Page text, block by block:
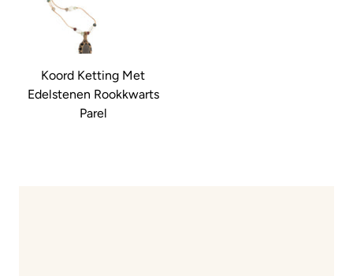
Koord Ketting Met
Edelstenen Rookkwarts
Parel